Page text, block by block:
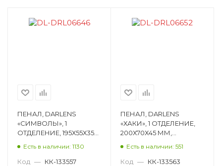
ПЕНАЛ, DARLENS
«СИМВОЛЫ», 1
ОТДЕЛЕНИЕ, 195Х55Х35
ПРЯМОУГОЛЬНЫЙ,
Есть в наличии: 1130
Код — КК-133557
ПЕНАЛ, DARLENS
«ХАКИ», 1 ОТДЕЛЕНИЕ,
200Х70Х45 ММ,
АССОРТИ DL-DRL06652
Есть в наличии: 551
Код — КК-133563